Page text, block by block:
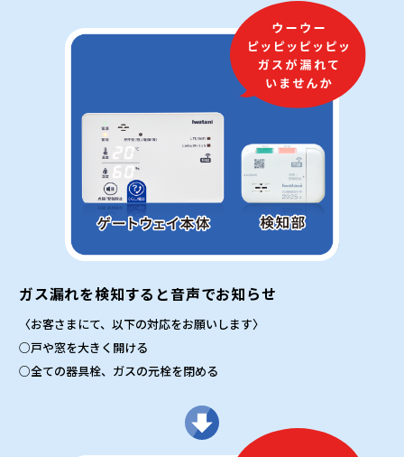
ガス漏れを検知すると音声でお知らせ
〈お客さまにて、以下の対応をお願いします〉
○戸や窓を大きく開ける
○全ての器具栓、ガスの元栓を閉める